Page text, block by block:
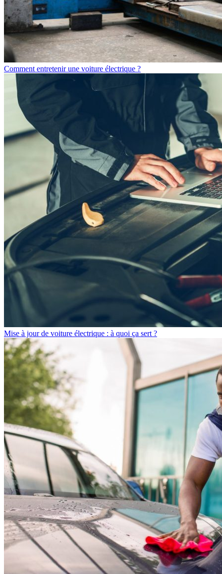
Comment entretenir une voiture électrique ?
Mise à jour de voiture électrique : à quoi ça sert ?